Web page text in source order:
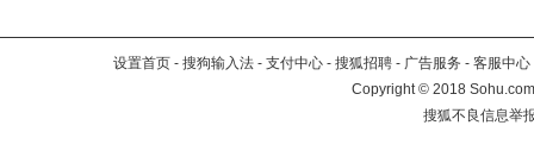
设置首页 - 搜狗输入法 - 支付中心 - 搜狐招聘 - 广告服务 - 客服中心
Copyright©2018
搜狐不良信息举